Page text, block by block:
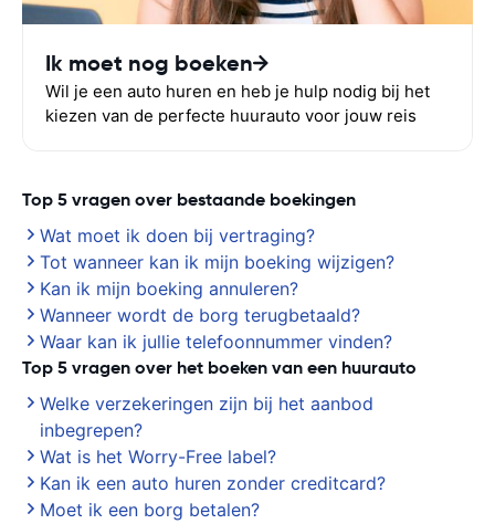
Ik moet nog boeken
Wil je een auto huren en heb je hulp nodig bij het
kiezen van de perfecte huurauto voor jouw reis
Top 5 vragen over bestaande boekingen
Wat moet ik doen bij vertraging?
Tot wanneer kan ik mijn boeking wijzigen?
Kan ik mijn boeking annuleren?
Wanneer wordt de borg terugbetaald?
Waar kan ik jullie telefoonnummer vinden?
Top 5 vragen over het boeken van een huurauto
Welke verzekeringen zijn bij het aanbod
inbegrepen?
Wat is het Worry-Free label?
Kan ik een auto huren zonder creditcard?
Moet ik een borg betalen?